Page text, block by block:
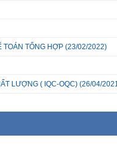
TOÁN TỔNG HỢP (23/02/2022)
LƯỢNG ( IQC-OQC) (26/04/